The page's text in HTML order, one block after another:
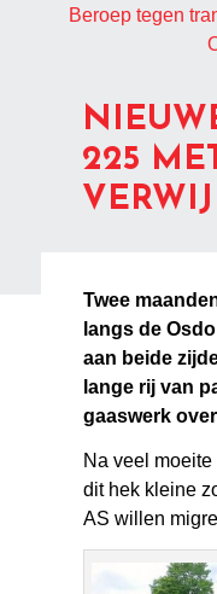
Beroep tegen
225
Twee
langs de
aan beide
lange rij van
gaaswerk
Na veel
dit hek kleine
AS willen